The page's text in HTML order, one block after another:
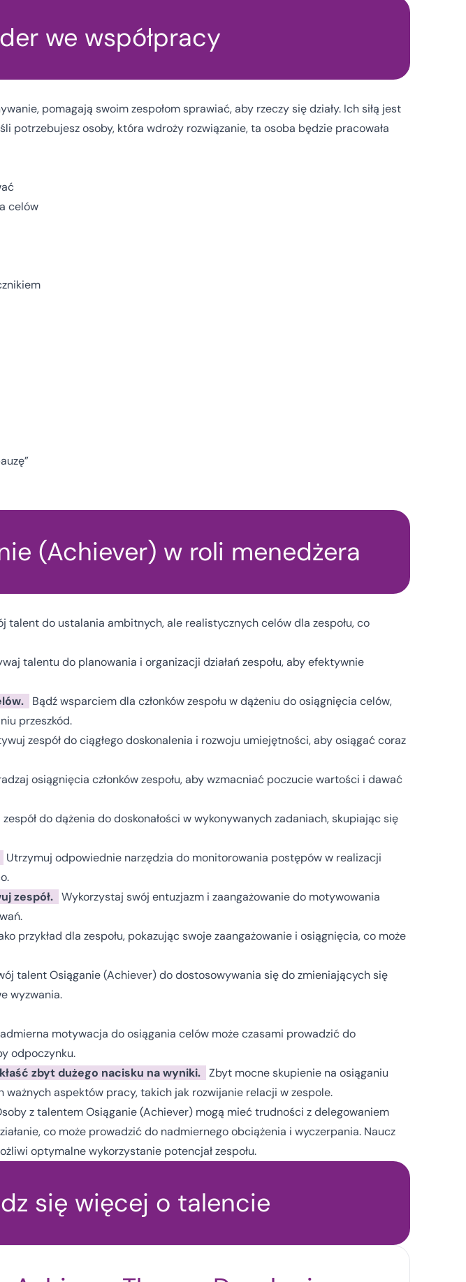
we współpracy
pomagają swoim zespołom sprawiać, aby rzeczy się działy. Ich siłą jest
potrzebujesz osoby, która wdroży rozwiązanie, ta osoba będzie pracowała
celów
(Achiever) w roli menedżera
talent do ustalania ambitnych, ale realistycznych celów dla zespołu, co
talentu do planowania i organizacji działań zespołu, aby efektywnie
Bądź wsparciem dla członków zespołu w dążeniu do osiągnięcia celów,
przeszkód.
zespół do ciągłego doskonalenia i rozwoju umiejętności, aby osiągać coraz
osiągnięcia członków zespołu, aby wzmacniać poczucie wartości i dawać
do dążenia do doskonałości w wykonywanych zadaniach, skupiając się
Utrzymuj odpowiednie narzędzia do monitorowania postępów w realizacji
zespół. Wykorzystaj swój entuzjazm i zaangażowanie do motywowania
przykład dla zespołu, pokazując swoje zaangażowanie i osiągnięcia, co może
talent Osiąganie (Achiever) do dostosowywania się do zmieniających się
wyzwania.
motywacja do osiągania celów może czasami prowadzić do
odpoczynku.
zbyt dużego nacisku na wyniki. Zbyt mocne skupienie na osiąganiu
aspektów pracy, takich jak rozwijanie relacji w zespole.
z talentem Osiąganie (Achiever) mogą mieć trudności z delegowaniem
co może prowadzić do nadmiernego obciążenia i wyczerpania. Naucz
optymalne wykorzystanie potencjał zespołu.
się więcej o talencie